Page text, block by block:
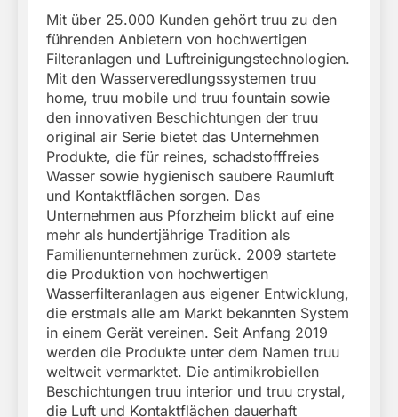
Mit über 25.000 Kunden gehört truu zu den
führenden Anbietern von hochwertigen
Filteranlagen und Luftreinigungstechnologien.
Mit den Wasserveredlungssystemen truu
home, truu mobile und truu fountain sowie
den innovativen Beschichtungen der truu
original air Serie bietet das Unternehmen
Produkte, die für reines, schadstofffreies
Wasser sowie hygienisch saubere Raumluft
und Kontaktflächen sorgen. Das
Unternehmen aus Pforzheim blickt auf eine
mehr als hundertjährige Tradition als
Familienunternehmen zurück. 2009 startete
die Produktion von hochwertigen
Wasserfilteranlagen aus eigener Entwicklung,
die erstmals alle am Markt bekannten System
in einem Gerät vereinen. Seit Anfang 2019
werden die Produkte unter dem Namen truu
weltweit vermarktet. Die antimikrobiellen
Beschichtungen truu interior und truu crystal,
die Luft und Kontaktflächen dauerhaft